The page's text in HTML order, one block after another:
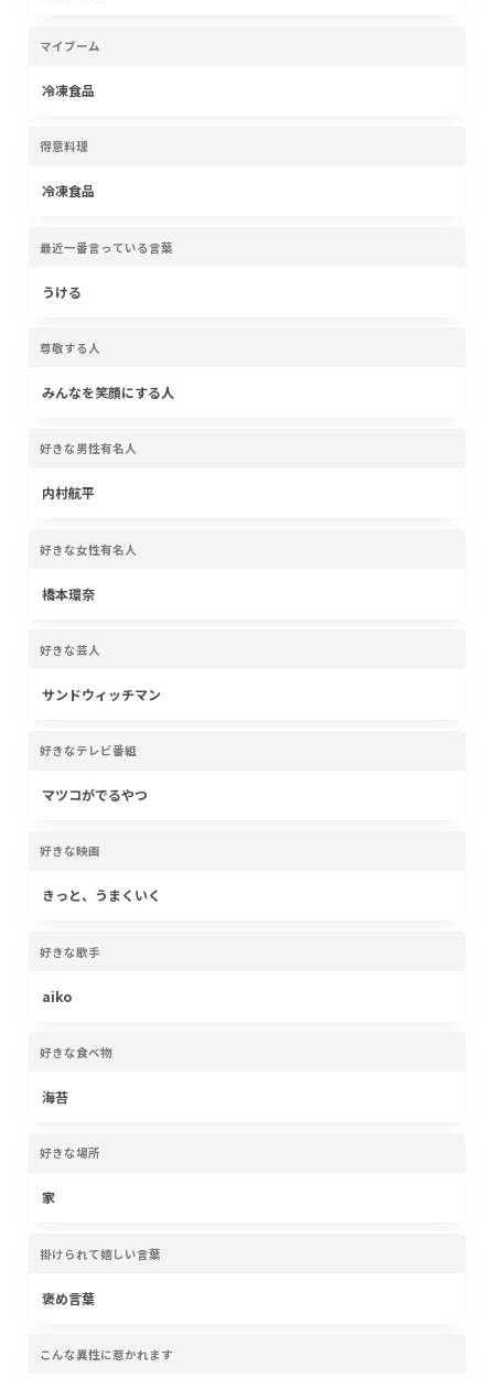
マイブーム
冷凍食品
得意料理
冷凍食品
最近一番言っている言葉
うける
尊敬する人
みんなを笑顔にする人
好きな男性有名人
内村航平
好きな女性有名人
橋本環奈
好きな芸人
サンドウィッチマン
好きなテレビ番組
マツコがでるやつ
好きな映画
きっと、うまくいく
好きな歌手
aiko
好きな食べ物
海苔
好きな場所
家
掛けられて嬉しい言葉
褒め言葉
こんな異性に惹かれます